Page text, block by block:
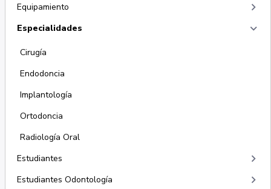
Equipamiento keyboard_arrow_right
Especialidades keyboard_arrow_right
Cirugía
Endodoncia
Implantología
Ortodoncia
Radiología Oral
Estudiantes
keyboard_arrow_right
Estudiantes Odontología keyboard_arrow_right